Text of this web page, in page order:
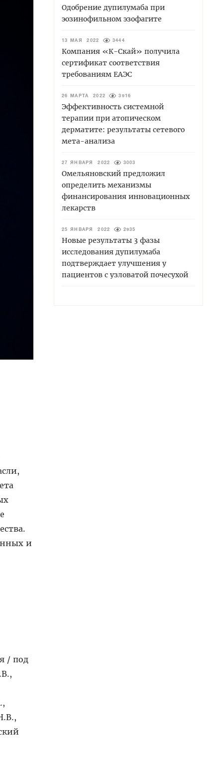
и
/ под
Одобрение дупилумаба при
эозинофильном эзофагите
13 МАЯ 2022 3444
Компания «К-Скай» получила
сертификат соответствия
требованиям ЕАЭС
26 МАРТА 2022 3916
Эффективность системной
терапии при атопическом
дерматите: результаты сетевого
мета-анализа
27 ЯНВАРЯ 2022 3003
Омельяновский предложил
определить механизмы
финансирования инновационных
лекарств
25 ЯНВАРЯ 2022 2935
Новые результаты 3 фазы
исследования дупилумаба
подтверждает улучшения у
пациентов с узловатой почесухой